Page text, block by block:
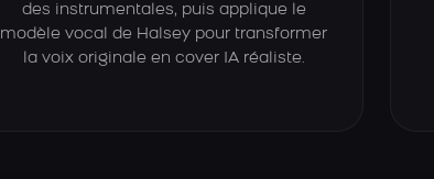
des instrumentales, puis applique le
modèle vocal de Halsey pour transformer
la voix originale en cover IA réaliste.